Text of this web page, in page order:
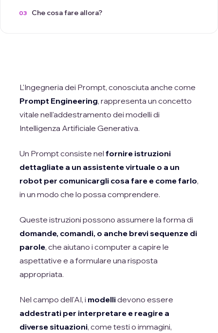
Che cosa fare allora?
L'Ingegneria dei Prompt, conosciuta anche come
Prompt Engineering, rappresenta un concetto
vitale nell'addestramento dei modelli di
Intelligenza Artificiale Generativa.
Un Prompt consiste nel fornire istruzioni
dettagliate a un assistente virtuale o a un
robot per comunicargli cosa fare e come farlo,
in un modo che lo possa comprendere.
Queste istruzioni possono assumere la forma di
domande, comandi, o anche brevi sequenze di
parole, che aiutano i computer a capire le
aspettative e a formulare una risposta
appropriata.
Nel campo dell'AI, i modellidevono essere
addestrati per interpretare e reagire a
diverse situazioni, come testi o immagini,